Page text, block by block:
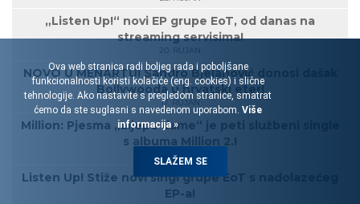
„Listen Up!“ novi EP grupe EoT, od danas na
streaming servisima!
20. RUJAN
NOVO U MENARTU! Sandro Bjelanović donosi dašak
Bollywooda u hrvatski eter!
17. RUJAN
Million: Pjesma „Lijepe dame“ je peti službeni single
s albuma Million 2.!
16. RUJAN
Listen Up! Stiže novi singl grupe EoT s nadolazećeg
EP-a!
Ova web stranica radi boljeg rada i poboljšane
funkcionalnosti koristi kolačiće (eng. cookies) i slične
tehnologije. Ako nastavite s pregledom stranice, smatrat
ćemo da ste suglasni s navedenom uporabom. Više
informacija »
SLAŽEM SE